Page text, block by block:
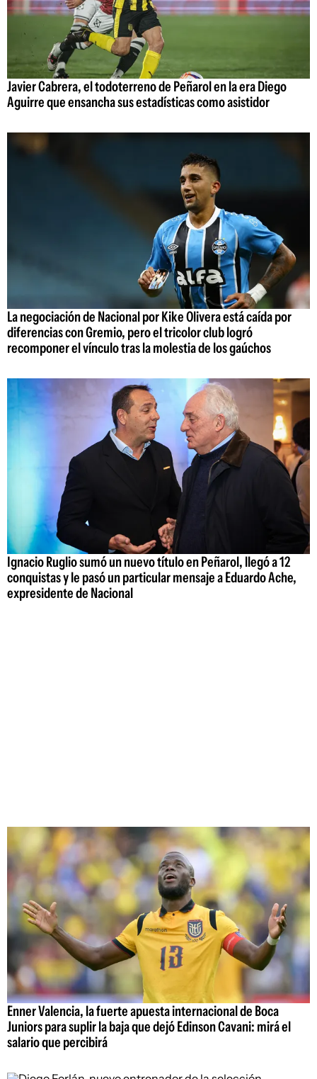
Javier Cabrera, el todoterreno de Peñarol en la era Diego
Aguirre que ensancha sus estadísticas como asistidor
La negociación de Nacional por Kike Olivera está caída por
diferencias con Gremio, pero el tricolor club logró
recomponer el vínculo tras la molestia de los gaúchos
Ignacio Ruglio sumó un nuevo título en Peñarol, llegó a 12
conquistas y le pasó un particular mensaje a Eduardo Ache,
expresidente de Nacional
Enner Valencia, la fuerte apuesta internacional de Boca
Juniors para suplir la baja que dejó Edinson Cavani: mirá el
salario que percibirá